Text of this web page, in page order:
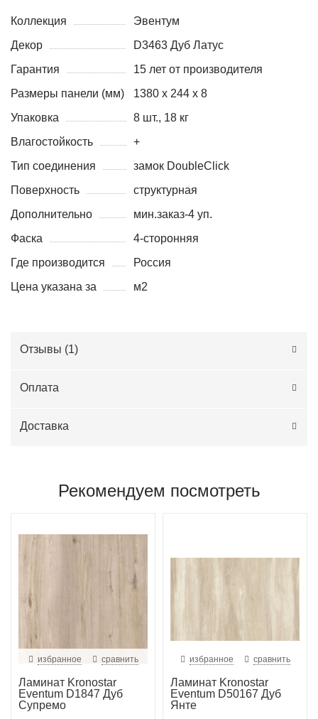
Коллекция
Эвентум
Декор
D3463 Дуб Латус
Гарантия
15 лет от производителя
Размеры панели (мм)
1380 х 244 х 8
Упаковка
8 шт., 18 кг
Влагостойкость
+
Тип соединения
замок DoubleClick
Поверхность
структурная
Дополнительно
мин.заказ-4 уп.
Фаска
4-сторонняя
Где производится
Россия
Цена указана за
м2
Отзывы (1)
Оплата
Доставка
Рекомендуем посмотреть
избранное сравнить
Ламинат Kronostar
Eventum D1847 Дуб
Супремо
избранное сравнить
Ламинат Kronostar
Eventum D50167 Дуб
Янте